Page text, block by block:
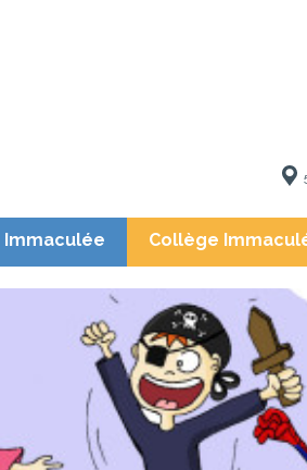
Immaculée Collège